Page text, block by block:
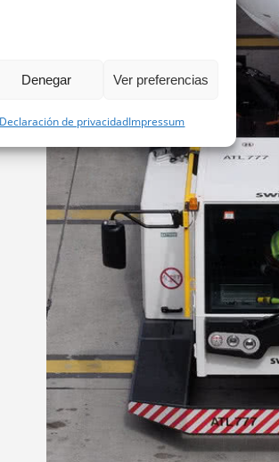
Denegar Ver preferencias
de privacidadImpressum